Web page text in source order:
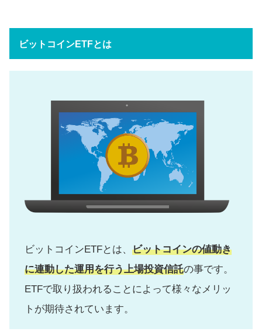
ビットコインETFとは
ビットコインETFとは、 ビットコインの値動き
に連動した運用を行う上場投資信託の事です。
ETFで取り扱われることによって様々なメリッ
トが期待されています。